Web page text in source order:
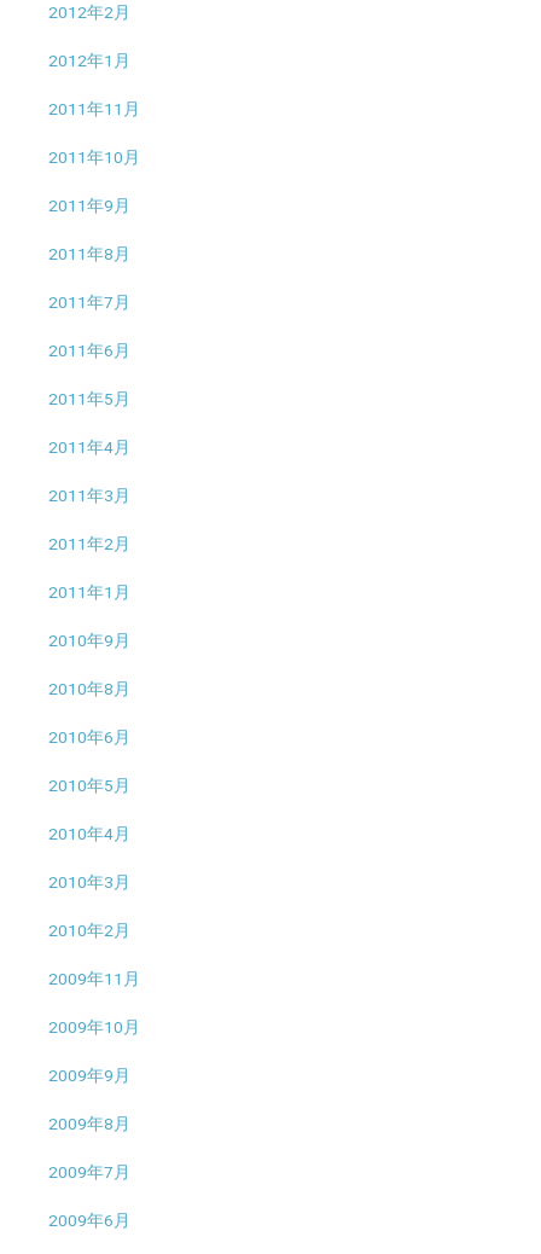
2012年2月
2012年1月
2011年11月
2011年10月
2011年9月
2011年8月
2011年7月
2011年6月
2011年5月
2011年4月
2011年3月
2011年2月
2011年1月
2010年9月
2010年8月
2010年6月
2010年5月
2010年4月
2010年3月
2010年2月
2009年11月
2009年10月
2009年9月
2009年8月
2009年7月
2009年6月